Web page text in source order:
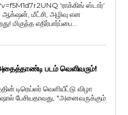
‘ராக்கிங் ஸ்டார்’
ஆக்‌ஷன், மீட்சி, அழிவு என
பிரம்மாண்ட உலகத்தை அறிமுகப்படுத்துகிறது! மிகுந்த எதிர்பார்ப்பை...
அதைத்தாண்டி படம் வெளிவரும்!
டிரெய்லர் வெளியீட்டு விழா